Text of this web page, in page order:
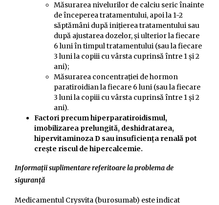
Măsurarea nivelurilor de calciu seric înainte
de începerea tratamentului, apoi la 1-2
săptămâni după inițierea tratamentului sau
după ajustarea dozelor, și ulterior la fiecare
6 luni în timpul tratamentului (sau la fiecare
3 luni la copiii cu vârsta cuprinsă între 1 și 2
ani);
Măsurarea concentrației de hormon
paratiroidian la fiecare 6 luni (sau la fiecare
3 luni la copiii cu vârsta cuprinsă între 1 și 2
ani).
Factori precum hiperparatiroidismul,
imobilizarea prelungită, deshidratarea,
hipervitaminoza D sau insuficiența renală pot
crește riscul de hipercalcemie.
Informații suplimentare referitoare la problema de
siguranţă
Medicamentul Crysvita (burosumab) este indicat